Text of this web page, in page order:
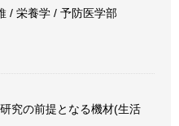
/ 栄養学 / 予防医学部
究の前提となる機材(生活